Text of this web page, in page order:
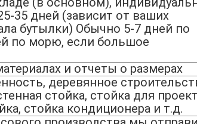
35 дней (зависит от ваших
бутылки) Обычно 5-7 дней по
по морю, если большое
и отчеты о размерах
деревянное
стойка, стойка для
стойка кондиционера и т.д.